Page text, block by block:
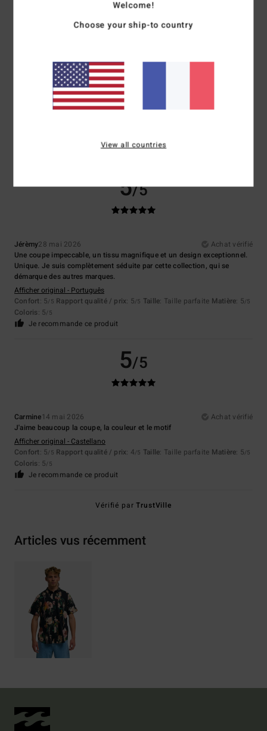
Rapport qualité / prix
Trop petit Trop grand
Coloris
5/5
Jérèmy28 mai 2026
Achat vérifié
Une coupe impeccable, un tissu magnifique et un design exceptionnel.
Unique. Je suis complètement séduite par cette collection, qui se
démarque des autres marques.
Afficher original - Português
Confort: 5/5 Rapport qualité / prix: 5/5 Taille: Taille parfaite Matière: 5/5
Coloris: 5/5
Je recommande ce produit
5/5
Carmine14 mai 2026
Achat vérifié
J'aime beaucoup la coupe, la couleur et le motif
Afficher original - Castellano
Confort: 5/5 Rapport qualité / prix: 4/5 Taille: Taille parfaite Matière: 5/5
Coloris: 5/5
Je recommande ce produit
Vérifié parTrustVille
Articles vus récemment
Welcome!
Choose your ship-to country
View all countries